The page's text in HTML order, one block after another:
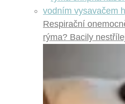
Respirační
rýma? Bacily